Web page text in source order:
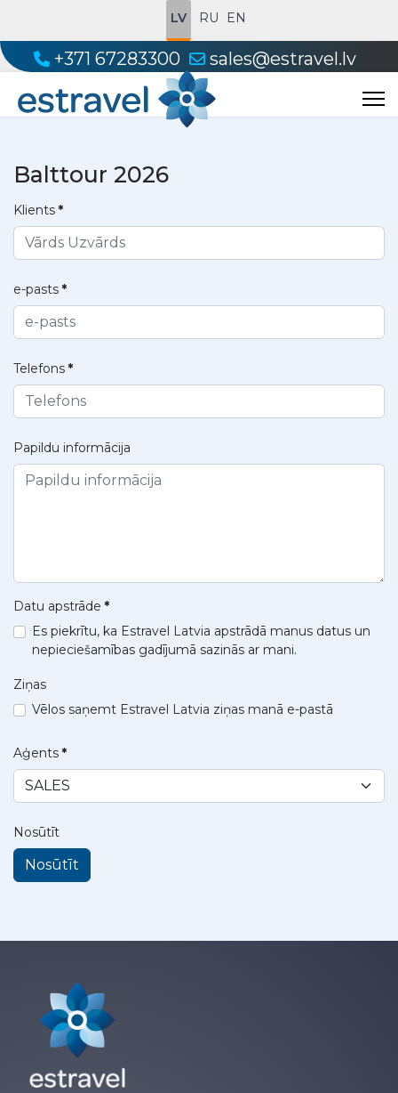
LV RU EN
+371 67283300 sales@estravel.lv
Balttour 2026
Klients *
e-pasts *
Telefons *
Papildu informācija
Datu apstrāde *
Es piekrītu, ka Estravel Latvia apstrādā manus datus un
nepieciešamības gadījumā sazinās ar mani.
Ziņas
Vēlos saņemt Estravel Latvia ziņas manā e-pastā
Aģents *
Nosūtīt
Nosūtīt